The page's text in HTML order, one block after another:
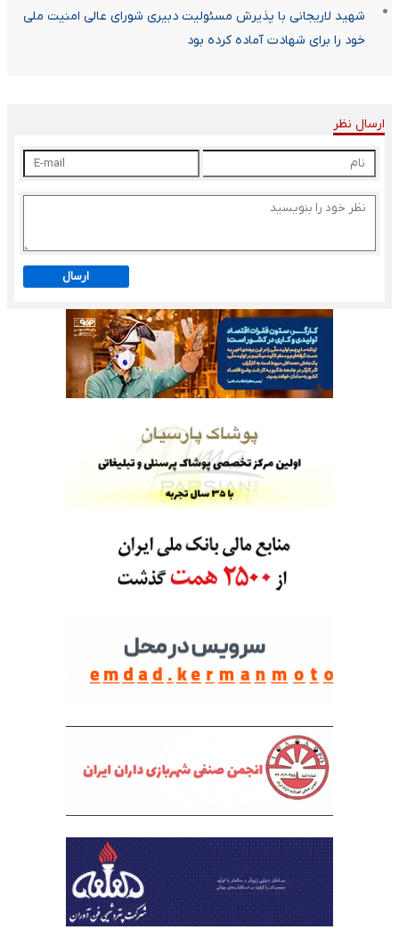
شهید لاریجانی با پذیرش مسئولیت دبیری شورای عالی امنیت ملی
خود را برای شهادت آماده کرده بود
ارسال نظر
ارسال